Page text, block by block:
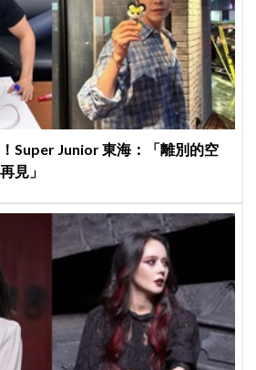
Super Junior 東海：「離別的空
見」